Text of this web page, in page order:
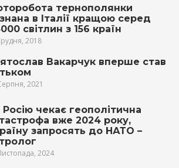
тернополянки
в Італії кращою серед
світлин з 156 країн
2018
Вакарчук вперше став
2021
Росію чекає геополітична
вже 2024 року,
запросять до НАТО –
2024